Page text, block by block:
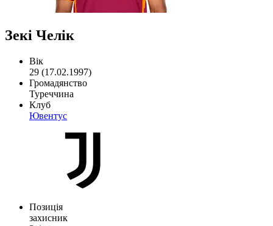
Зекі Челік
Вік
29 (17.02.1997)
Громадянство
Туреччина
Клуб
Ювентус
Позиція
захисник